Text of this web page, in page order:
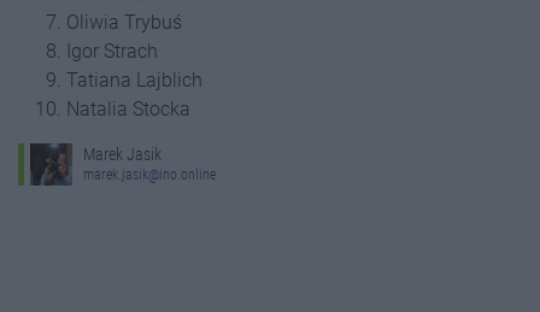
Oliwia Trybuś
Igor Strach
Tatiana Lajblich
Natalia Stocka
Marek Jasik
marek.jasik@ino.online